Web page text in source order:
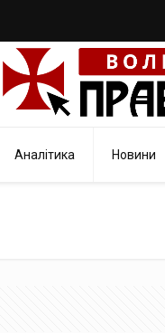
Аналітика Новини